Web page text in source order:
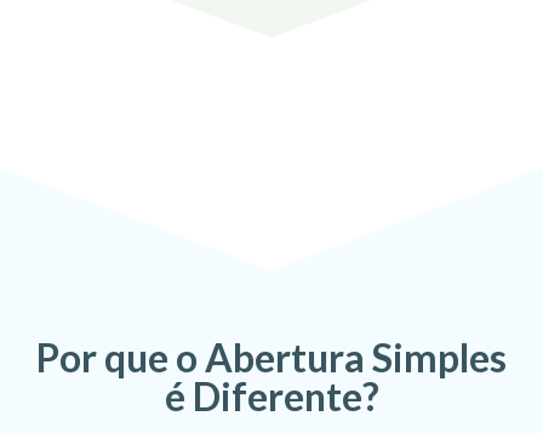
Por que o Abertura Simples
é Diferente?